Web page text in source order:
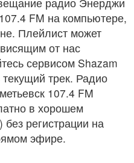
FM на компьютере,
Плейлист может
от нас
сервисом Shazam
трек. Радио
107.4 FM
в хорошем
без регистрации на
эфире.